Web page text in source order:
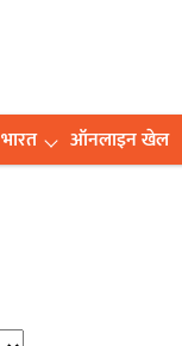
भारत ऑनलाइन खेल